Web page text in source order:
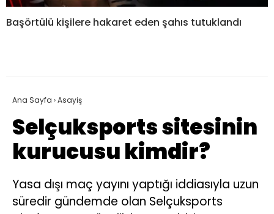
Başörtülü kişilere hakaret eden şahıs tutuklandı
Ana Sayfa ›Asayiş
Selçuksports sitesinin
kurucusu kimdir?
Yasa dışı maç yayını yaptığı iddiasıyla uzun
süredir gündemde olan Selçuksports